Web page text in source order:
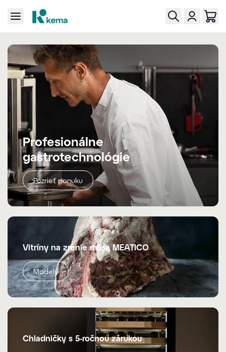
Profesionálne
gastrotechnológie
Pozrieť ponuku
Vitríny na zrenie mäsa MEATICO
Modely
Chladničky s 5-ročnou zárukou